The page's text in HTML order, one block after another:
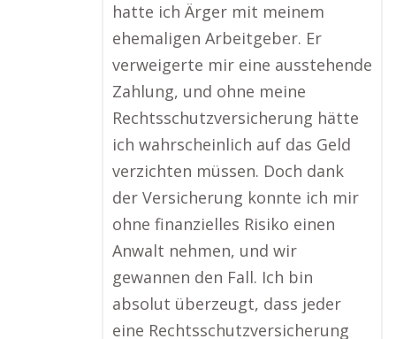
hatte ich Ärger mit meinem
ehemaligen Arbeitgeber. Er
verweigerte mir eine ausstehende
Zahlung, und ohne meine
Rechtsschutzversicherung hätte
ich wahrscheinlich auf das Geld
verzichten müssen. Doch dank
der Versicherung konnte ich mir
ohne finanzielles Risiko einen
Anwalt nehmen, und wir
gewannen den Fall. Ich bin
absolut überzeugt, dass jeder
eine Rechtsschutzversicherung